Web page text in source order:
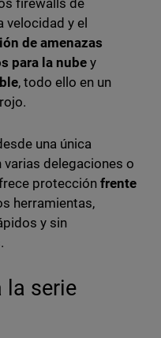
firewalls de
velocidad y el
de amenazas
para la nube y
, todo ello en un
una única
delegaciones o
protecciónfrente
herramientas,
y sin
la serie